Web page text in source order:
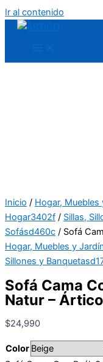
Ir al contenido
Inicio / Hogar, Muebles
Hogar3402f / Sillas,
Sofásd460c / Sofá
Hogar, Muebles y
Sillones y
Sofá Cama
Natur – Ártico
$24,990
Color